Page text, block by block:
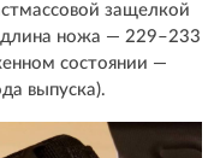
защелкой
ножа — 229–233
состоянии —
выпуска).